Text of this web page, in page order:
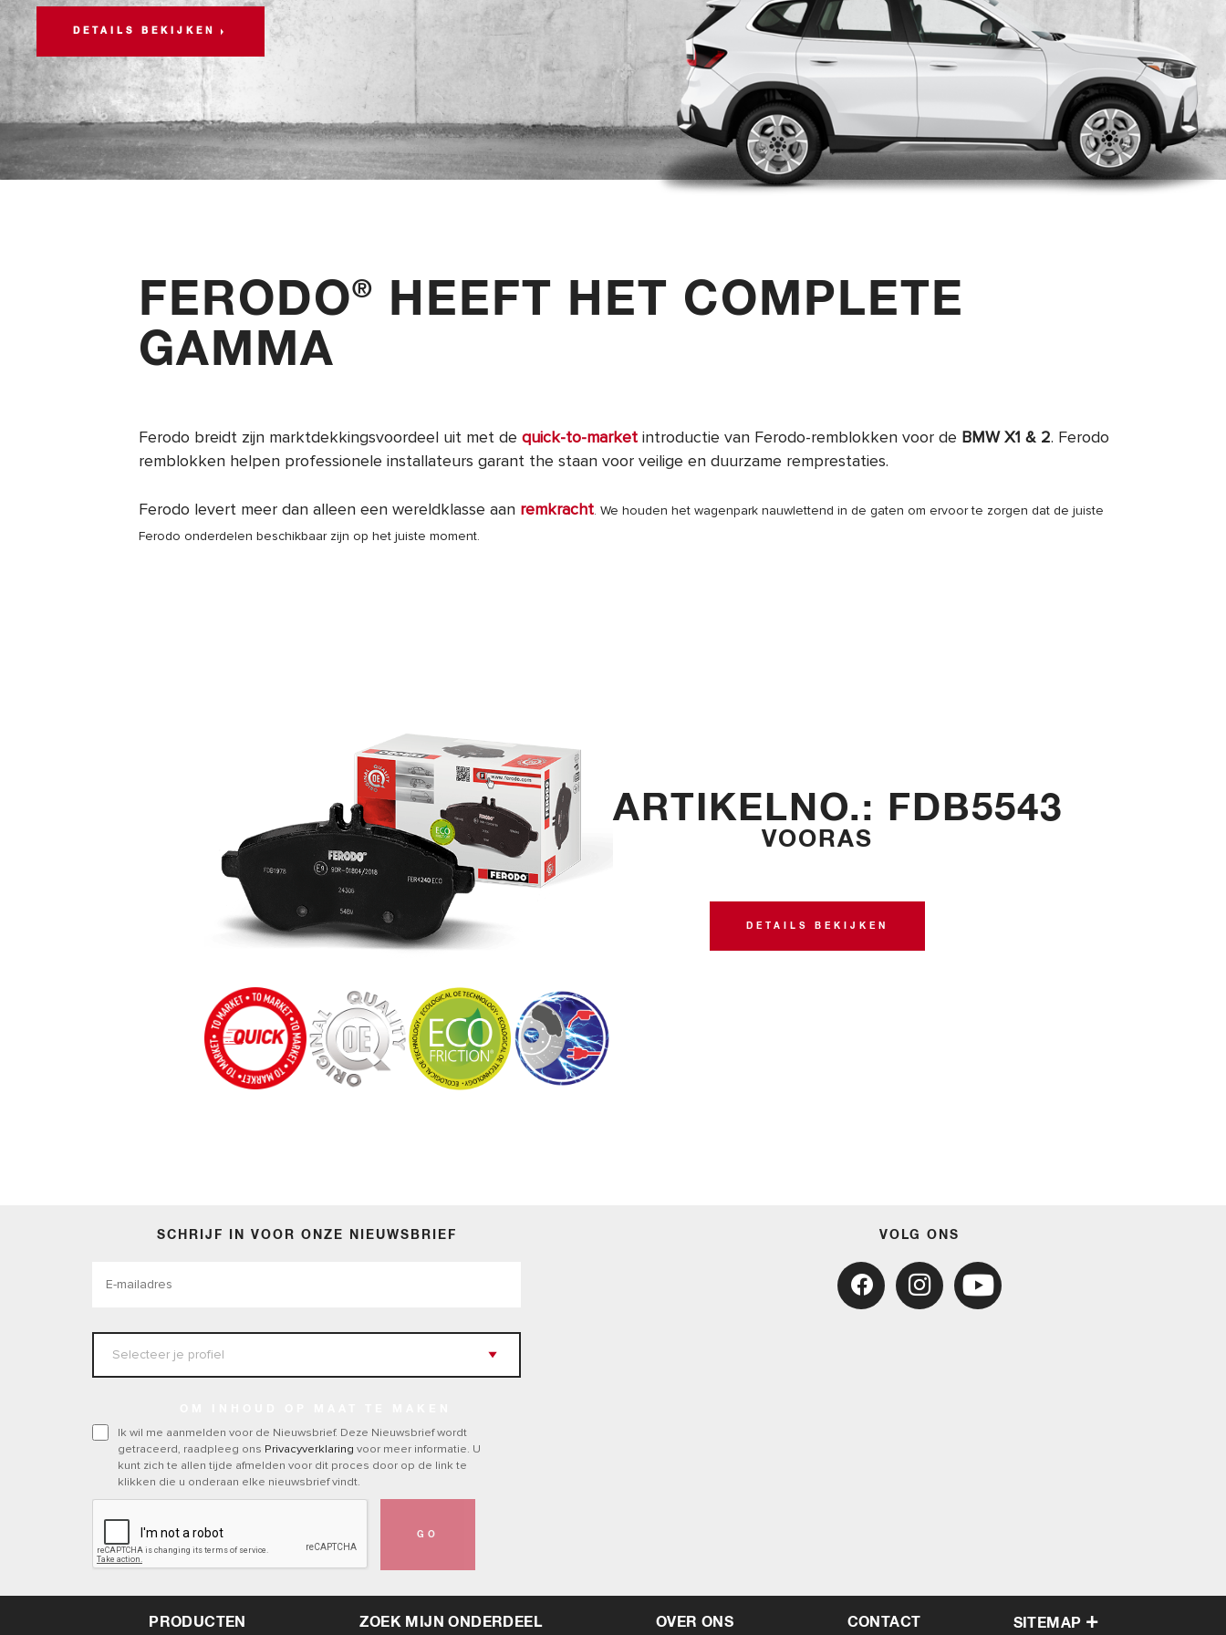
Accessoires
DETAILS BEKIJKEN
FERODO®
HEEFT HET COMPLETE
GAMMA
Ferodo breidt zijn marktdekkingsvoordeel uit met de quick-to-market introductie van Ferodo-remblokken voor de BMW X1 & 2. Ferodo
remblokken helpen professionele installateurs garant the staan voor veilige en duurzame remprestaties.
Ferodo levert meer dan alleen een wereldklasse aan remkracht. We houden het wagenpark nauwlettend in de gaten om ervoor te zorgen dat de juiste
Ferodo onderdelen beschikbaar zijn op het juiste moment.
ARTIKELNO.: FDB5543
VOORAS
DETAILS BEKIJKEN
SCHRIJF IN VOOR ONZE NIEUWSBRIEF
Ik wil me aanmelden voor de Nieuwsbrief. Deze Nieuwsbrief wordt
getraceerd, raadpleeg ons Privacyverklaring voor meer informatie. U
kunt zich te allen tijde afmelden voor dit proces door op de link te
klikken die u onderaan elke nieuwsbrief vindt.
GO
VOLG ONS
PRODUCTEN ZOEK MIJN ONDERDEEL OVER ONS CONTACT SITEMAP